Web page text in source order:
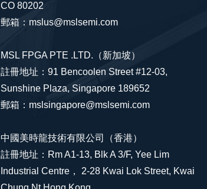
CO 80202
郵箱：mslus@mslsemi.com
MSL FPGA PTE .LTD.（新加坡）
註冊地址：91 Bencoolen Street #12-03,
Sunshine Plaza, Singapore 189652
郵箱：mslsingapore@mslsemi.com
中國美時龍技術有限公司（香港）
註冊地址：Rm A1-13, Blk A 3/F, Yee Lim
Industrial Centre， 2-28 Kwai Lok Street, Kwai